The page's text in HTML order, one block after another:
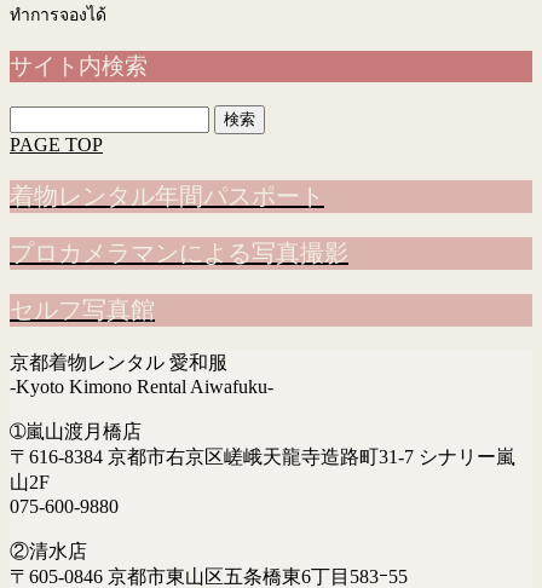
ทำการจองได้
サイト内検索
索:
PAGE TOP
着物レンタル年間パスポート
プロカメラマンによる写真撮影
セルフ写真館
京都着物レンタル 愛和服
-Kyoto Kimono Rental Aiwafuku-
➀嵐山渡月橋店
〒616-8384 京都市右京区嵯峨天龍寺造路町31-7 シナリー嵐
山2F
075-600-9880
②清水店
〒605-0846 京都市東山区五条橋東6丁目583ｰ55